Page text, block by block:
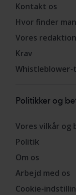
Kontakt os
Hvor finder
Vores redaktion
Krav
Politikker og
Vores vilkår og
Politik
Om os
Arbejd med os
Cookie-